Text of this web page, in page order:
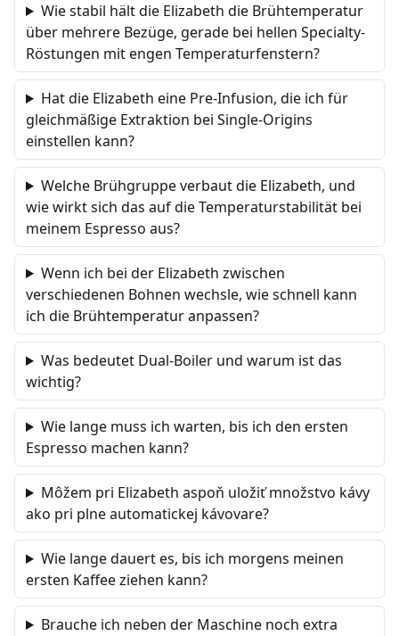
Wie stabil hält die Elizabeth die Brühtemperatur
über mehrere Bezüge, gerade bei hellen Specialty-
Röstungen mit engen Temperaturfenstern?
Hat die Elizabeth eine Pre-Infusion, die ich für
gleichmäßige Extraktion bei Single-Origins
einstellen kann?
Welche Brühgruppe verbaut die Elizabeth, und
wie wirkt sich das auf die Temperaturstabilität bei
meinem Espresso aus?
Wenn ich bei der Elizabeth zwischen
verschiedenen Bohnen wechsle, wie schnell kann
ich die Brühtemperatur anpassen?
Was bedeutet Dual-Boiler und warum ist das
wichtig?
Wie lange muss ich warten, bis ich den ersten
Espresso machen kann?
Môžem pri Elizabeth aspoň uložiť množstvo kávy
ako pri plne automatickej kávovare?
Wie lange dauert es, bis ich morgens meinen
ersten Kaffee ziehen kann?
Brauche ich neben der Maschine noch extra